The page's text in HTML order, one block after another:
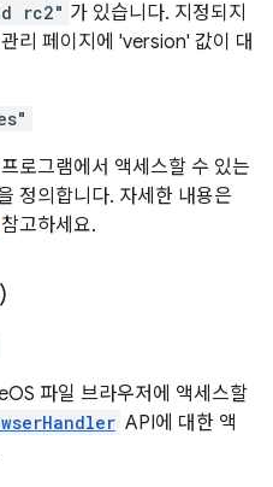
rc2" 가 있습니다. 지정되지
리 페이지에 'version' 값이 대
로그램에서 액세스할 수 있는
정의합니다. 자세한 내용은
참고하세요.
파일 브라우저에 액세스할
API에 대한 액